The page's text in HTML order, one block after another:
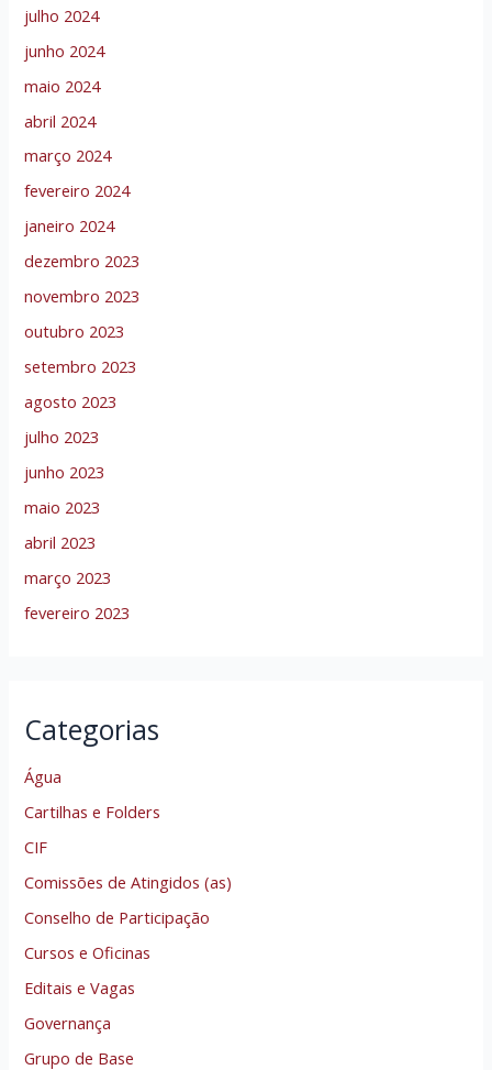
julho 2024
junho 2024
maio 2024
abril 2024
março 2024
fevereiro 2024
janeiro 2024
dezembro 2023
novembro 2023
outubro 2023
setembro 2023
agosto 2023
julho 2023
junho 2023
maio 2023
abril 2023
março 2023
fevereiro 2023
Categorias
Água
Cartilhas e Folders
CIF
Comissões de Atingidos (as)
Conselho de Participação
Cursos e Oficinas
Editais e Vagas
Governança
Grupo de Base